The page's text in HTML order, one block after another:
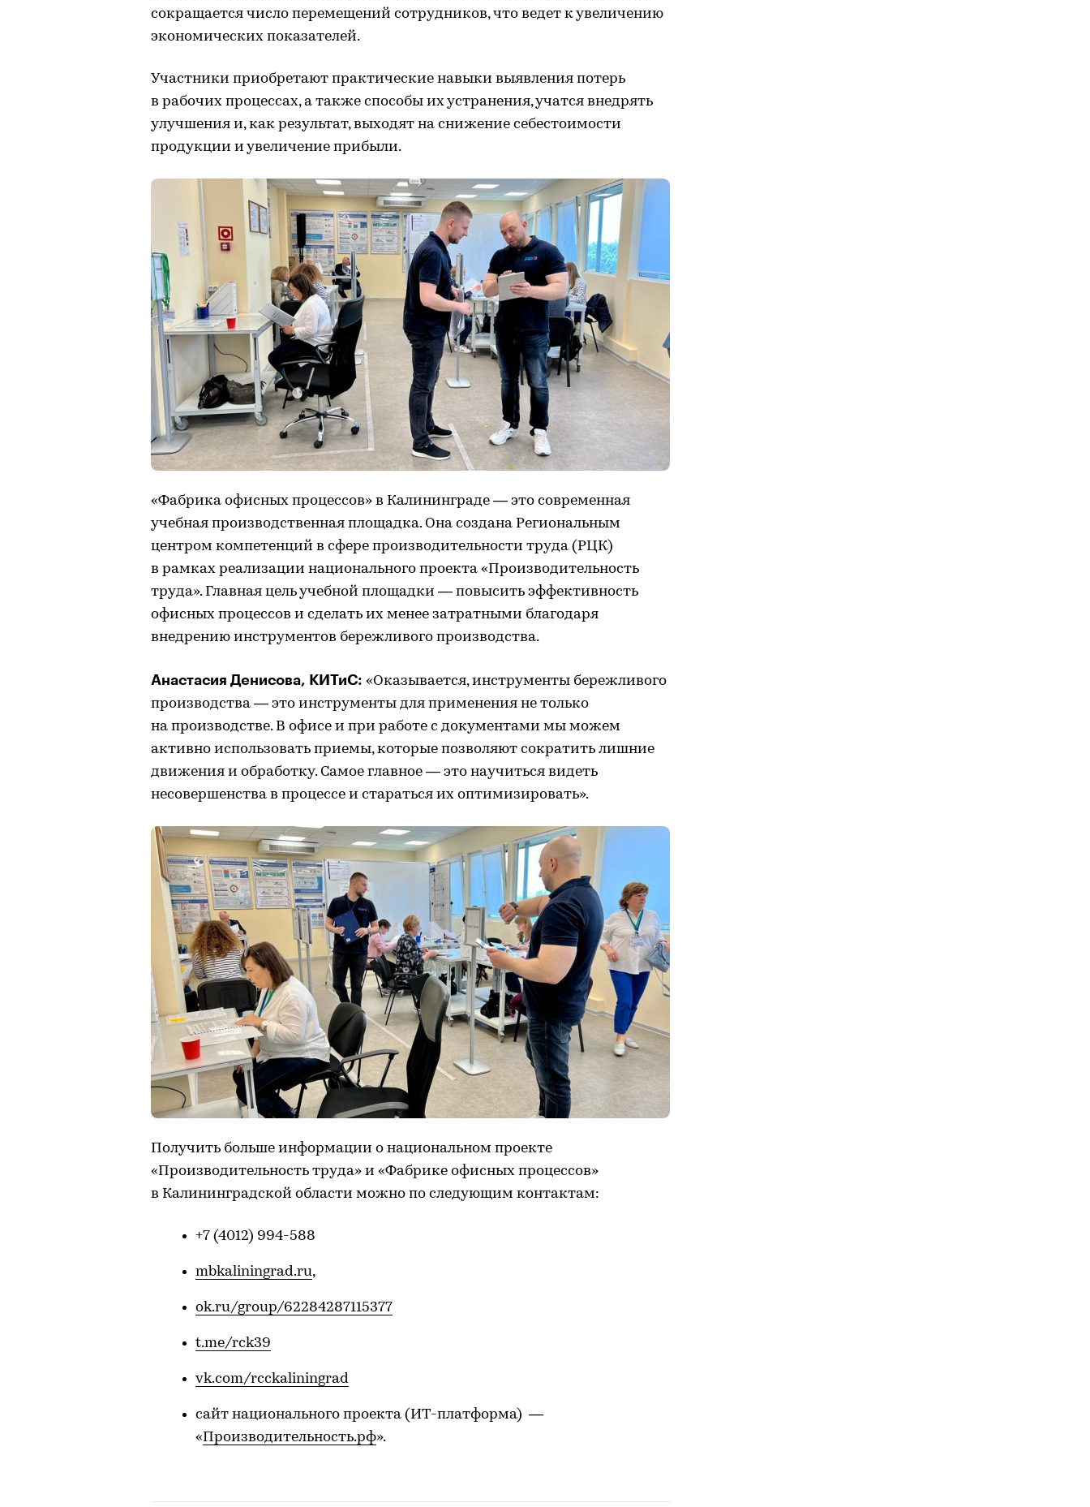
сокращается число перемещений сотрудников, что ведет к увеличению
экономических показателей.
Участники приобретают практические навыки выявления потерь
в рабочих процессах, а также способы их устранения, учатся внедрять
улучшения и, как результат, выходят на снижение себестоимости
продукции и увеличение прибыли.
«Фабрика офисных процессов» в Калининграде — это современная
учебная производственная площадка. Она создана Региональным
центром компетенций в сфере производительности труда (РЦК)
в рамках реализации национального проекта «Производительность
труда». Главная цель учебной площадки — повысить эффективность
офисных процессов и сделать их менее затратными благодаря
внедрению инструментов бережливого производства.
Анастасия Денисова, КИТиС: «Оказывается, инструменты бережливого
производства — это инструменты для применения не только
на производстве. В офисе и при работе с документами мы можем
активно использовать приемы, которые позволяют сократить лишние
движения и обработку. Самое главное — это научиться видеть
несовершенства в процессе и стараться их оптимизировать».
Получить больше информации о национальном проекте
«Производительность труда» и «Фабрике офисных процессов»
в Калининградской области можно по следующим контактам:
+7 (4012) 994-588
mbkaliningrad.ru,
ok.ru/group/62284287115377
t.me/rck39
vk.com/rcckaliningrad
сайт национального проекта (ИТ-платформа) —
«Производительность.рф».